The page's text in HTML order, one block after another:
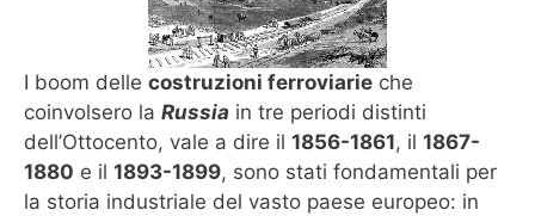
I boom delle costruzioni ferroviarie che
coinvolsero la Russia in tre periodi distinti
dell’Ottocento, vale a dire il 1856-1861, il 1867-
1880 e il 1893-1899, sono stati fondamentali per
la storia industriale del vasto paese europeo: in